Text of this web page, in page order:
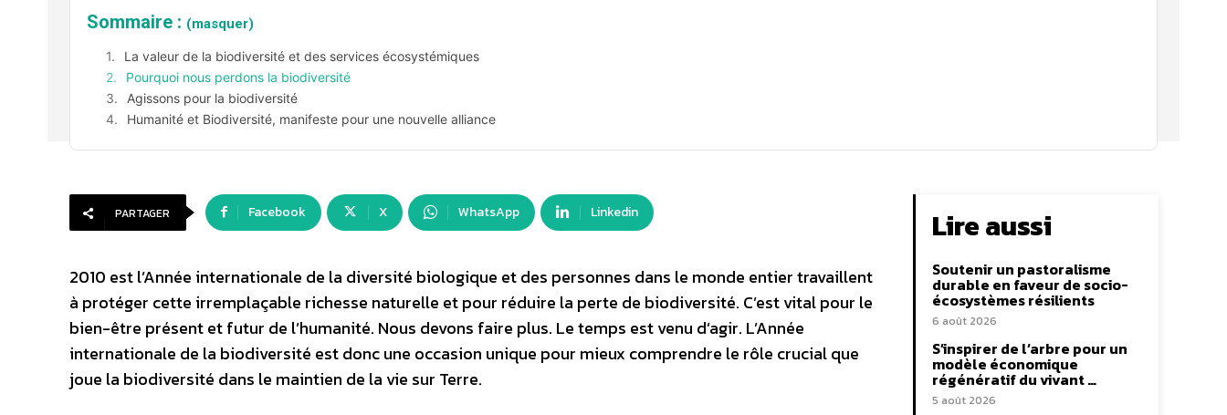
Sommaire : (masquer)
La valeur de la biodiversité et des services écosystémiques
Pourquoi nous perdons la biodiversité
Agissons pour la biodiversité
Humanité et Biodiversité, manifeste pour une nouvelle alliance
PARTAGER Facebook X WhatsApp Linkedin
2010 est l’Année internationale de la diversité biologique et des personnes dans le monde entier travaillent
à protéger cette irremplaçable richesse naturelle et pour réduire la perte de biodiversité. C’est vital pour le
bien-être présent et futur de l’humanité. Nous devons faire plus. Le temps est venu d’agir. L’Année
internationale de la biodiversité est donc une occasion unique pour mieux comprendre le rôle crucial que
joue la biodiversité dans le maintien de la vie sur Terre.
Lire aussi
Soutenir un pastoralisme
durable en faveur de socio-
écosystèmes résilients
6 août 2026
S’inspirer de l’arbre pour un
modèle économique
régénératif du vivant …
5 août 2026